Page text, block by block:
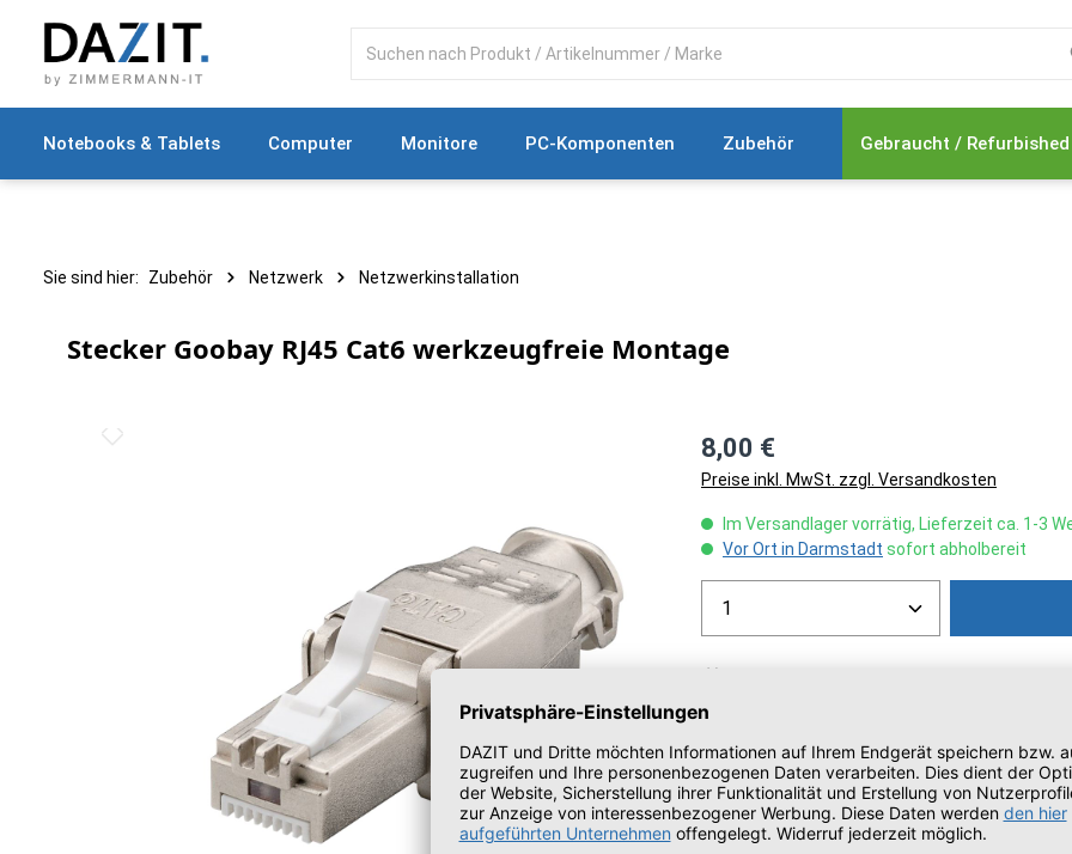
Zur Hauptnavigation springen
Notebooks & Tablets Computer Monitore PC-Komponenten Zubehör Gebraucht / Refurbished
Sie sind hier: Zubehör Netzwerk Netzwerkinstallation
Stecker Goobay RJ45 Cat6 werkzeugfreie Montage
8,00 €
Preise inkl. MwSt. zzgl. Versandkosten
Im Versandlager vorrätig, Lieferzeit ca. 1-3
Vor Ort in Darmstadt sofort abholbereit
Produkt Anzahl: Gib den
Artikelnummer:4904001678
Herstellernummer:65940